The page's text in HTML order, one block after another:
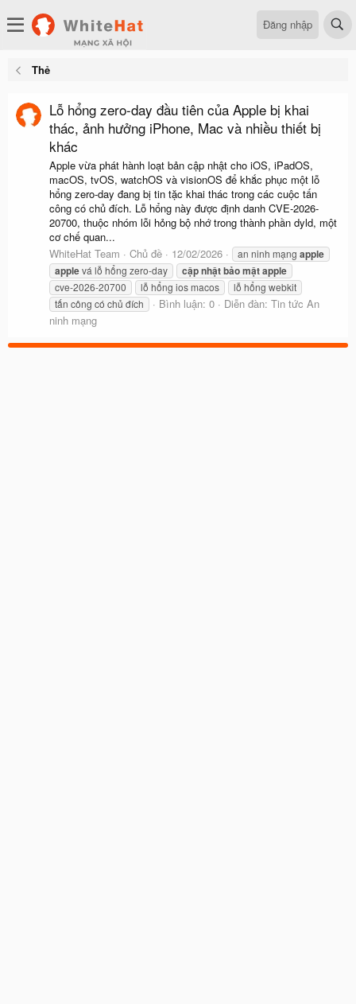
Đăng nhập
Thẻ
Lỗ hổng zero-day đầu tiên của Apple bị khai
thác, ảnh hưởng iPhone, Mac và nhiều thiết bị
khác
Apple vừa phát hành loạt bản cập nhật cho iOS, iPadOS,
macOS, tvOS, watchOS và visionOS để khắc phục một lỗ
hổng zero-day đang bị tin tặc khai thác trong các cuộc tấn
công có chủ đích. Lỗ hổng này được định danh CVE-2026-
20700, thuộc nhóm lỗi hỏng bộ nhớ trong thành phần dyld, một
cơ chế quan...
WhiteHat Team
Chủ đề 12/02/2026 an ninh mạng apple
applevá lỗ hổng zero-day cậpnhậtbảomậtapple
cve-2026-20700 lỗ hổng ios macos
lỗ hổng webkit
tấn công có chủ đích
Bình luận: 0 Diễn đàn: Tin tức An
ninh mạng